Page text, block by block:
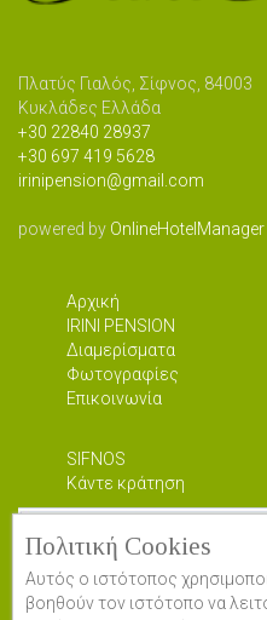
Πλατύς Γιαλός, Σίφνος, 84003
Κυκλάδες Ελλάδα
+30 22840 28937
+30 697 419 5628
irinipension@gmail.com
powered by OnlineHotelManager
Αρχική
IRINI PENSION
Διαμερίσματα
Φωτογραφίες
Επικοινωνία
SIFNOS
Κάντε κράτηση
Πολιτική Cookies
Αυτός ο ιστότοπος
βοηθούν τον ιστότοπο να